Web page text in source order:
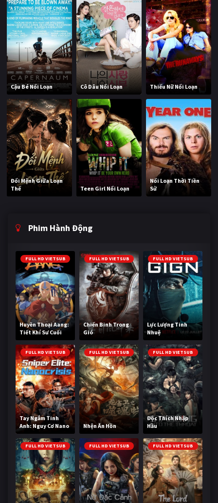
Cậu Bé Nổi Loạn Cô Dâu Nổi Loạn Thiếu Nữ Nổi Loạn
Đổi Mệnh Giữa Loạn
Thế
Teen Girl Nổi Loạn
Nổi Loạn Thời Tiền
Sử
Phim Hành Động
FULL HD VIETSUB
Huyền Thoại Aang:
Tiết Khí Sư Cuối
Cùng
FULL HD VIETSUB
Chiến Binh Trong
Gió
FULL HD VIETSUB
Lực Lượng Tinh
Nhuệ
FULL HD VIETSUB
Tay Ngắm Tinh
Anh: Nguy Cơ Nano
FULL HD VIETSUB
Nhện Ăn Hồn
FULL HD VIETSUB
Độc Thích Nhập
Hầu
FULL HD VIETSUB FULL HD VIETSUB FULL HD VIETSUB